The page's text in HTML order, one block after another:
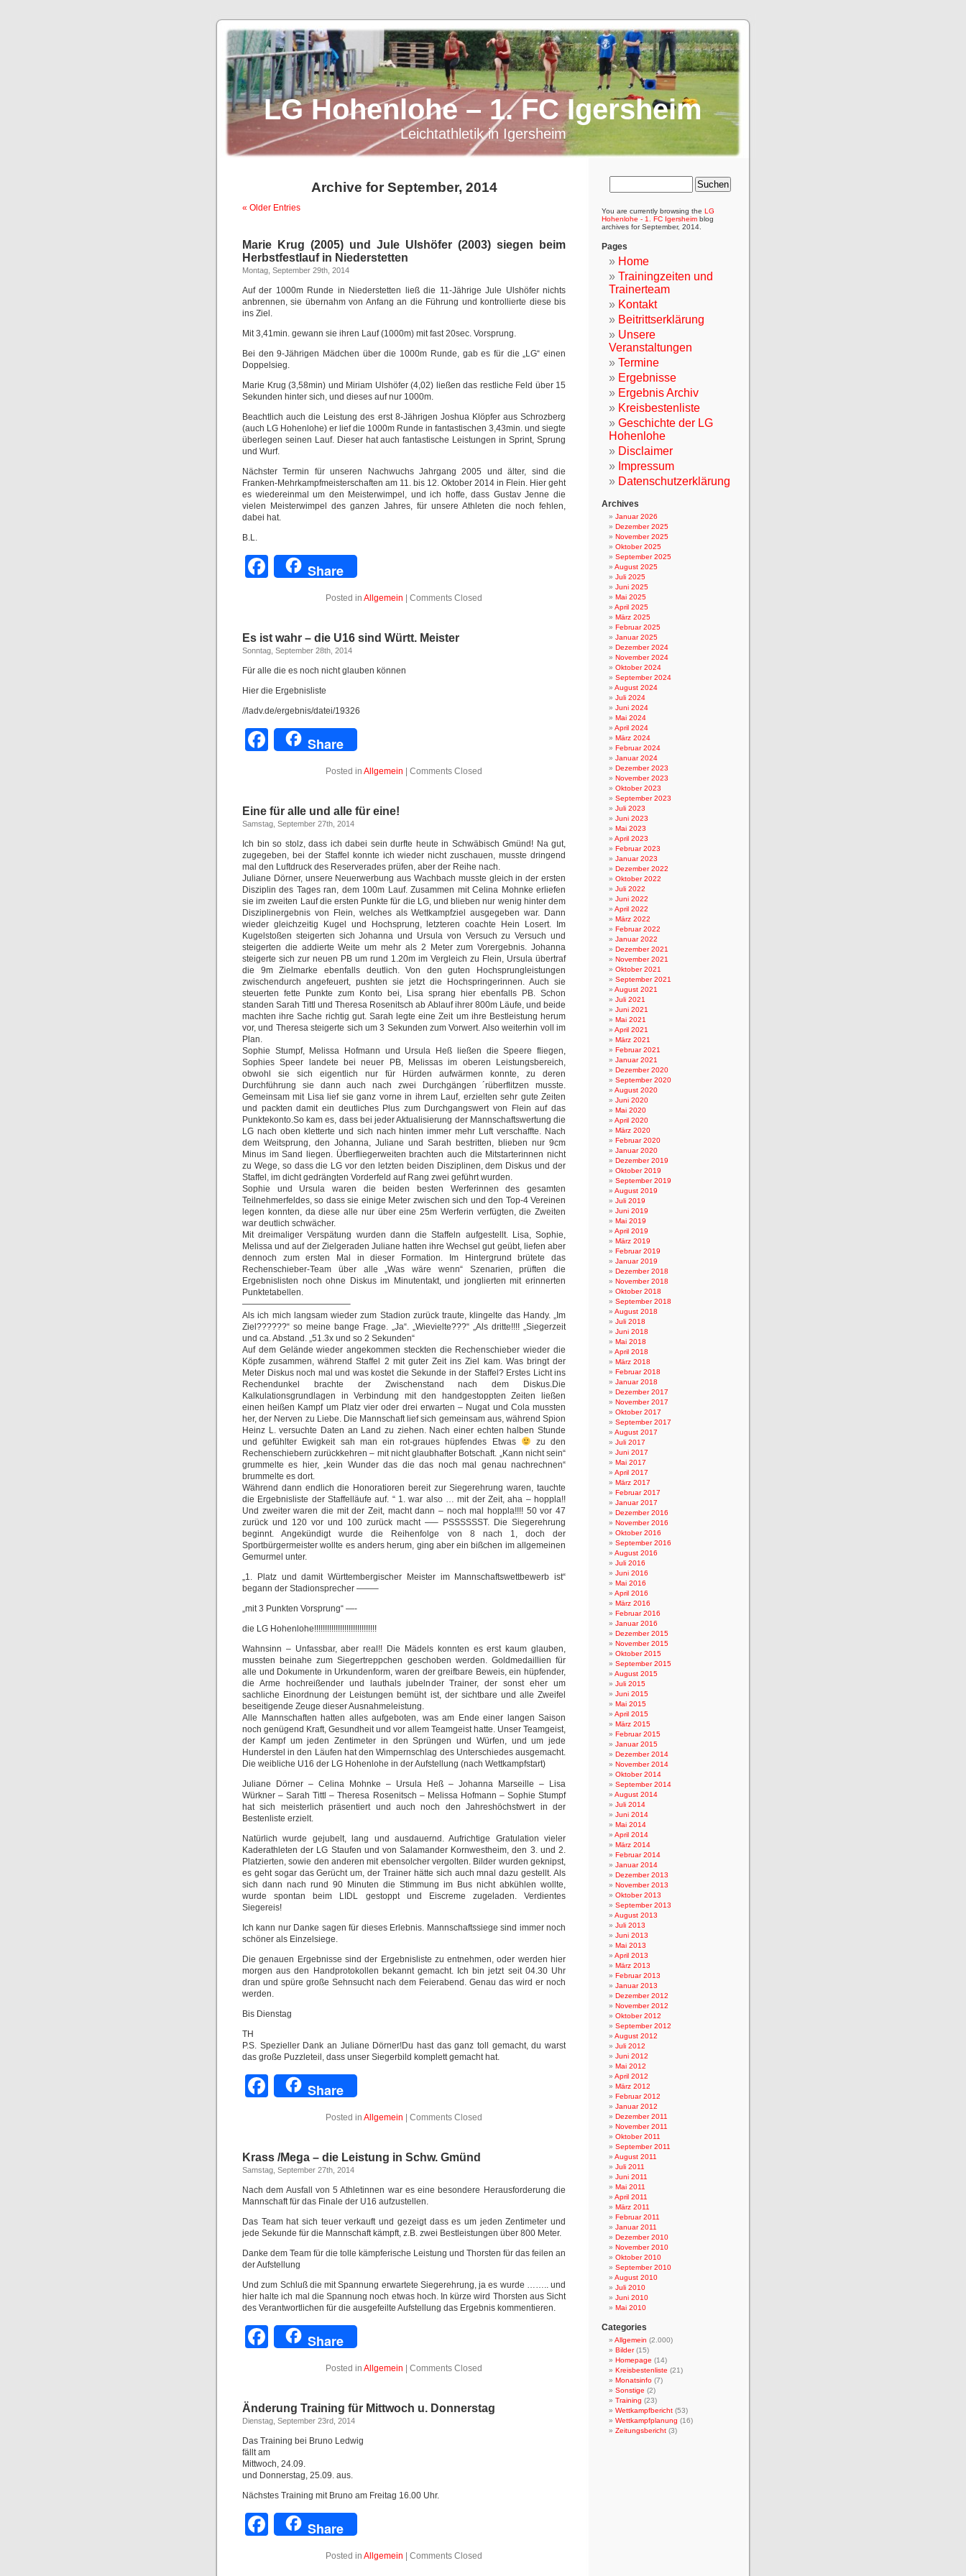
LG Hohenlohe – 1. FC Igersheim
Leichtathletik in Igersheim
Archive for September, 2014
« Older Entries
Marie Krug (2005) und Jule Ulshöfer (2003) siegen beim
Herbstfestlauf in Niederstetten
Montag, September 29th, 2014
Auf der 1000m Runde in Niederstetten ließ die 11-Jährige Jule Ulshöfer nichts
anbrennen, sie übernahm von Anfang an die Führung und kontrollierte diese bis
ins Ziel.
Mit 3,41min. gewann sie ihren Lauf (1000m) mit fast 20sec. Vorsprung.
Bei den 9-Jährigen Mädchen über die 1000m Runde, gab es für die „LG“ einen
Doppelsieg.
Marie Krug (3,58min) und Miriam Ulshöfer (4,02) ließen das restliche Feld über 15
Sekunden hinter sich, und dieses auf nur 1000m.
Beachtlich auch die Leistung des erst 8-Jährigen Joshua Klöpfer aus Schrozberg
(auch LG Hohenlohe) er lief die 1000m Runde in fantastischen 3,43min. und siegte
überlegen seinen Lauf. Dieser hat auch fantastische Leistungen in Sprint, Sprung
und Wurf.
Nächster Termin für unseren Nachwuchs Jahrgang 2005 und älter, sind die
Franken-Mehrkampfmeisterschaften am 11. bis 12. Oktober 2014 in Flein. Hier geht
es wiedereinmal um den Meisterwimpel, und ich hoffe, dass Gustav Jenne die
vielen Meisterwimpel des ganzen Jahres, für unsere Athleten die noch fehlen,
dabei hat.
B.L.
Facebook
Share
Posted in Allgemein Comments Closed
Es ist wahr – die U16 sind Württ. Meister
Sonntag, September 28th, 2014
Für alle die es noch nicht glauben können
Hier die Ergebnisliste
//ladv.de/ergebnis/datei/19326
Facebook
Share
Posted in Allgemein Comments Closed
Eine für alle und alle für eine!
Samstag, September 27th, 2014
Ich bin so stolz, dass ich dabei sein durfte heute in Schwäbisch Gmünd! Na gut,
zugegeben, bei der Staffel konnte ich wieder nicht zuschauen, musste dringend
mal den Luftdruck des Reserverades prüfen, aber der Reihe nach.
Juliane Dörner, unsere Neuerwerbung aus Wachbach musste gleich in der ersten
Disziplin des Tages ran, dem 100m Lauf. Zusammen mit Celina Mohnke erliefen
sie im zweiten Lauf die ersten Punkte für die LG, und blieben nur wenig hinter dem
Disziplinergebnis von Flein, welches als Wettkampfziel ausgegeben war. Dann
wieder gleichzeitig Kugel und Hochsprung, letzteren coachte Hein Losert. Im
Kugelstoßen steigerten sich Johanna und Ursula von Versuch zu Versuch und
steigerten die addierte Weite um mehr als 2 Meter zum Vorergebnis. Johanna
steigerte sich zur neuen PB um rund 1.20m im Vergleich zu Flein, Ursula übertraf
die 9m Zielmarke ebenfalls deutlich. Von den guten Hochsprungleistungen
zwischendurch angefeuert, pushten sie jetzt die Hochspringerinnen. Auch sie
steuerten fette Punkte zum Konto bei, Lisa sprang hier ebenfalls PB. Schon
standen Sarah Tittl und Theresa Rosenitsch ab Ablauf ihrer 800m Läufe, und beide
machten ihre Sache richtig gut. Sarah legte eine Zeit um ihre Bestleistung herum
vor, und Theresa steigerte sich um 3 Sekunden zum Vorwert. Also weiterhin voll im
Plan.
Sophie Stumpf, Melissa Hofmann und Ursula Heß ließen die Speere fliegen,
Sophies Speer landete bei neuer PB, Melissas im oberen Leistungsbereich,
obwohl sie sich eigentlich nur für Hürden aufwärmen konnte, zu deren
Durchführung sie dann auch nach zwei Durchgängen ´rüberflitzen musste.
Gemeinsam mit Lisa lief sie ganz vorne in ihrem Lauf, erzielten sehr gute Zeiten
und packten damit ein deutliches Plus zum Durchgangswert von Flein auf das
Punktekonto.So kam es, dass bei jeder Aktualisierung der Mannschaftswertung die
LG nach oben kletterte und sich nach hinten immer mehr Luft verschaffte. Nach
dem Weitsprung, den Johanna, Juliane und Sarah bestritten, blieben nur 9cm
Minus im Sand liegen. Überfliegerweiten brachten auch die Mitstarterinnen nicht
zu Wege, so dass die LG vor den letzten beiden Disziplinen, dem Diskus und der
Staffel, im dicht gedrängten Vorderfeld auf Rang zwei geführt wurden.
Sophie und Ursula waren die beiden besten Werferinnen des gesamten
Teilnehmerfeldes, so dass sie einige Meter zwischen sich und den Top-4 Vereinen
legen konnten, da diese alle nur über eine 25m Werferin verfügten, die Zweiten
war deutlich schwächer.
Mit dreimaliger Verspätung wurden dann die Staffeln aufgestellt. Lisa, Sophie,
Melissa und auf der Zielgeraden Juliane hatten ihre Wechsel gut geübt, liefen aber
dennoch zum ersten Mal in dieser Formation. Im Hintergrund brütete das
Rechenschieber-Team über alle „Was wäre wenn“ Szenarien, prüften die
Ergebnislisten noch ohne Diskus im Minutentakt, und jonglierten mit erinnerten
Punktetabellen.
————————————–
Als ich mich langsam wieder zum Stadion zurück traute, klingelte das Handy. „Im
Ziel??????“ so meine bange Frage. „Ja“. „Wievielte???“ „Als dritte!!!! „Siegerzeit
und ca. Abstand. „51.3x und so 2 Sekunden“
Auf dem Gelände wieder angekommen steckten die Rechenschieber wieder die
Köpfe zusammen, während Staffel 2 mit guter Zeit ins Ziel kam. Was bringt der
Meter Diskus noch mal und was kostet die Sekunde in der Staffel? Erstes Licht ins
Rechendunkel brachte der Zwischenstand nach dem Diskus.Die
Kalkulationsgrundlagen in Verbindung mit den handgestoppten Zeiten ließen
einen heißen Kampf um Platz vier oder drei erwarten – Nugat und Cola mussten
her, der Nerven zu Liebe. Die Mannschaft lief sich gemeinsam aus, während Spion
Heinz L. versuchte Daten an Land zu ziehen. Nach einer echten halben Stunde
und gefühlter Ewigkeit sah man ein rot-graues hüpfendes Etwas
zu den
Rechenschiebern zurückkehren – mit nicht glaubhafter Botschaft. „Kann nicht sein“
grummelte es hier, „kein Wunder das die das noch mal genau nachrechnen“
brummelte es dort.
Während dann endlich die Honoratioren bereit zur Siegerehrung waren, tauchte
die Ergebnisliste der Staffelläufe auf. “ 1. war also … mit der Zeit, aha – hoppla!!
Und zweiter waren die mit der Zeit, macht dann – noch mal hoppla!!!! 50 vor 47
zurück und 120 vor und 100 zurück macht —– PSSSSSST. Die Siegerehrung
beginnt. Angekündigt wurde die Reihenfolge von 8 nach 1, doch der
Sportbürgermeister wollte es anders herum, ging aber ein bißchen im allgemeinen
Gemurmel unter.
„1. Platz und damit Württembergischer Meister im Mannschaftswettbewerb ist“
begann der Stadionsprecher ——–
„mit 3 Punkten Vorsprung“ —-
die LG Hohenlohe!!!!!!!!!!!!!!!!!!!!!!!!!!!!!
Wahnsinn – Unfassbar, aber real!! Die Mädels konnten es erst kaum glauben,
mussten beinahe zum Siegertreppchen geschoben werden. Goldmedaillien für
alle und Dokumente in Urkundenform, waren der greifbare Beweis, ein hüpfender,
die Arme hochreißender und lauthals jubelnder Trainer, der sonst eher um
sachliche Einordnung der Leistungen bemüht ist, der sichtbare und alle Zweifel
beseitigende Zeuge dieser Ausnahmeleistung.
Alle Mannschaften hatten alles aufgeboten, was am Ende einer langen Saison
noch genügend Kraft, Gesundheit und vor allem Teamgeist hatte. Unser Teamgeist,
der Kampf um jeden Zentimeter in den Sprüngen und Würfen, und um jede
Hunderstel in den Läufen hat den Wimpernschlag des Unterschiedes ausgemacht.
Die weibliche U16 der LG Hohenlohe in der Aufstellung (nach Wettkampfstart)
Juliane Dörner – Celina Mohnke – Ursula Heß – Johanna Marseille – Lisa
Würkner – Sarah Tittl – Theresa Rosenitsch – Melissa Hofmann – Sophie Stumpf
hat sich meisterlich präsentiert und auch noch den Jahreshöchstwert in der
Bestenliste erzielt.
Natürlich wurde gejubelt, lang und ausdauernd. Aufrichtige Gratulation vieler
Kaderathleten der LG Staufen und von Salamander Kornwestheim, den 3. und 2.
Platzierten, sowie den anderen mit ebensolcher vergolten. Bilder wurden geknipst,
es geht sogar das Gerücht um, der Trainer hätte sich auch mnal dazu gestellt. Als
sich dann nach rund 90 Minuten die Stimmung im Bus nicht abkühlen wollte,
wurde spontan beim LIDL gestoppt und Eiscreme zugeladen. Verdientes
Siegereis!
Ich kann nur Danke sagen für dieses Erlebnis. Mannschaftssiege sind immer noch
schöner als Einzelsiege.
Die genauen Ergebnisse sind der Ergebnisliste zu entnehmen, oder werden hier
morgen aus den Handprotokollen bekannt gemacht. Ich bin jetzt seit 04.30 Uhr
dran und spüre große Sehnsucht nach dem Feierabend. Genau das wird er noch
werden.
Bis Dienstag
TH
P.S. Spezieller Dank an Juliane Dörner!Du hast das ganz toll gemacht, du warst
das große Puzzleteil, dass unser Siegerbild komplett gemacht hat.
Facebook
Share
Posted in Allgemein Comments Closed
Krass /Mega – die Leistung in Schw. Gmünd
Samstag, September 27th, 2014
Nach dem Ausfall von 5 Athletinnen war es eine besondere Herausforderung die
Mannschaft für das Finale der U16 aufzustellen.
Das Team hat sich teuer verkauft und gezeigt dass es um jeden Zentimeter und
jede Sekunde für die Mannschaft kämpft, z.B. zwei Bestleistungen über 800 Meter.
Danke dem Team für die tolle kämpferische Leistung und Thorsten für das feilen an
der Aufstellung
Und zum Schluß die mit Spannung erwartete Siegerehrung, ja es wurde …….. und
hier halte ich mal die Spannung noch etwas hoch. In kürze wird Thorsten aus Sicht
des Verantwortlichen für die ausgefeilte Aufstellung das Ergebnis kommentieren.
Facebook
Share
Posted in Allgemein Comments Closed
Änderung Training für Mittwoch u. Donnerstag
Dienstag, September 23rd, 2014
Das Training bei Bruno Ledwig
fällt am
Mittwoch, 24.09.
und Donnerstag, 25.09. aus.
Nächstes Training mit Bruno am Freitag 16.00 Uhr.
Facebook
Share
Posted in Allgemein Comments Closed
You are currently browsing the LG
Hohenlohe - 1. FC Igersheim blog
archives for September, 2014.
Pages
Home
Trainingzeiten und
Trainerteam
Kontakt
Beitrittserklärung
Unsere
Veranstaltungen
Termine
Ergebnisse
Ergebnis Archiv
Kreisbestenliste
Geschichte der LG
Hohenlohe
Disclaimer
Impressum
Datenschutzerklärung
Archives
Januar 2026
Dezember 2025
November 2025
Oktober 2025
September 2025
August 2025
Juli 2025
Juni 2025
Mai 2025
April 2025
März 2025
Februar 2025
Januar 2025
Dezember 2024
November 2024
Oktober 2024
September 2024
August 2024
Juli 2024
Juni 2024
Mai 2024
April 2024
März 2024
Februar 2024
Januar 2024
Dezember 2023
November 2023
Oktober 2023
September 2023
Juli 2023
Juni 2023
Mai 2023
April 2023
Februar 2023
Januar 2023
Dezember 2022
Oktober 2022
Juli 2022
Juni 2022
April 2022
März 2022
Februar 2022
Januar 2022
Dezember 2021
November 2021
Oktober 2021
September 2021
August 2021
Juli 2021
Juni 2021
Mai 2021
April 2021
März 2021
Februar 2021
Januar 2021
Dezember 2020
September 2020
August 2020
Juni 2020
Mai 2020
April 2020
März 2020
Februar 2020
Januar 2020
Dezember 2019
Oktober 2019
September 2019
August 2019
Juli 2019
Juni 2019
Mai 2019
April 2019
März 2019
Februar 2019
Januar 2019
Dezember 2018
November 2018
Oktober 2018
September 2018
August 2018
Juli 2018
Juni 2018
Mai 2018
April 2018
März 2018
Februar 2018
Januar 2018
Dezember 2017
November 2017
Oktober 2017
September 2017
August 2017
Juli 2017
Juni 2017
Mai 2017
April 2017
März 2017
Februar 2017
Januar 2017
Dezember 2016
November 2016
Oktober 2016
September 2016
August 2016
Juli 2016
Juni 2016
Mai 2016
April 2016
März 2016
Februar 2016
Januar 2016
Dezember 2015
November 2015
Oktober 2015
September 2015
August 2015
Juli 2015
Juni 2015
Mai 2015
April 2015
März 2015
Februar 2015
Januar 2015
Dezember 2014
November 2014
Oktober 2014
September 2014
August 2014
Juli 2014
Juni 2014
Mai 2014
April 2014
März 2014
Februar 2014
Januar 2014
Dezember 2013
November 2013
Oktober 2013
September 2013
August 2013
Juli 2013
Juni 2013
Mai 2013
April 2013
März 2013
Februar 2013
Januar 2013
Dezember 2012
November 2012
Oktober 2012
September 2012
August 2012
Juli 2012
Juni 2012
Mai 2012
April 2012
März 2012
Februar 2012
Januar 2012
Dezember 2011
November 2011
Oktober 2011
September 2011
August 2011
Juli 2011
Juni 2011
Mai 2011
April 2011
März 2011
Februar 2011
Januar 2011
Dezember 2010
November 2010
Oktober 2010
September 2010
August 2010
Juli 2010
Juni 2010
Mai 2010
Categories
Allgemein (2.000)
Bilder(15)
Homepage (14)
Kreisbestenliste (21)
Monatsinfo (7)
Sonstige (2)
Training (23)
Wettkampfbericht (53)
Wettkampfplanung (16)
Zeitungsbericht (3)